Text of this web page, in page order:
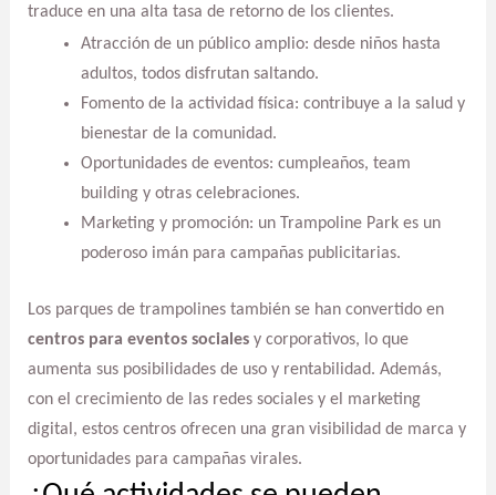
traduce en una alta tasa de retorno de los clientes.
Atracción de un público amplio: desde niños hasta
adultos, todos disfrutan saltando.
Fomento de la actividad física: contribuye a la salud y
bienestar de la comunidad.
Oportunidades de eventos: cumpleaños, team
building y otras celebraciones.
Marketing y promoción: un Trampoline Park es un
poderoso imán para campañas publicitarias.
Los parques de trampolines también se han convertido en
centros para eventos socialesy corporativos, lo que
aumenta sus posibilidades de uso y rentabilidad. Además,
con el crecimiento de las redes sociales y el marketing
digital, estos centros ofrecen una gran visibilidad de marca y
oportunidades para campañas virales.